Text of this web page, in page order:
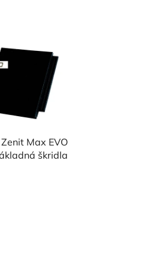
Max EVO
škridla